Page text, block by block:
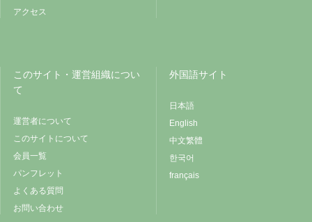
アクセス
このサイト・運営組織につい
て
運営者について
このサイトについて
会員一覧
パンフレット
よくある質問
お問い合わせ
外国語サイト
日本語
English
中文繁體
한국어
français